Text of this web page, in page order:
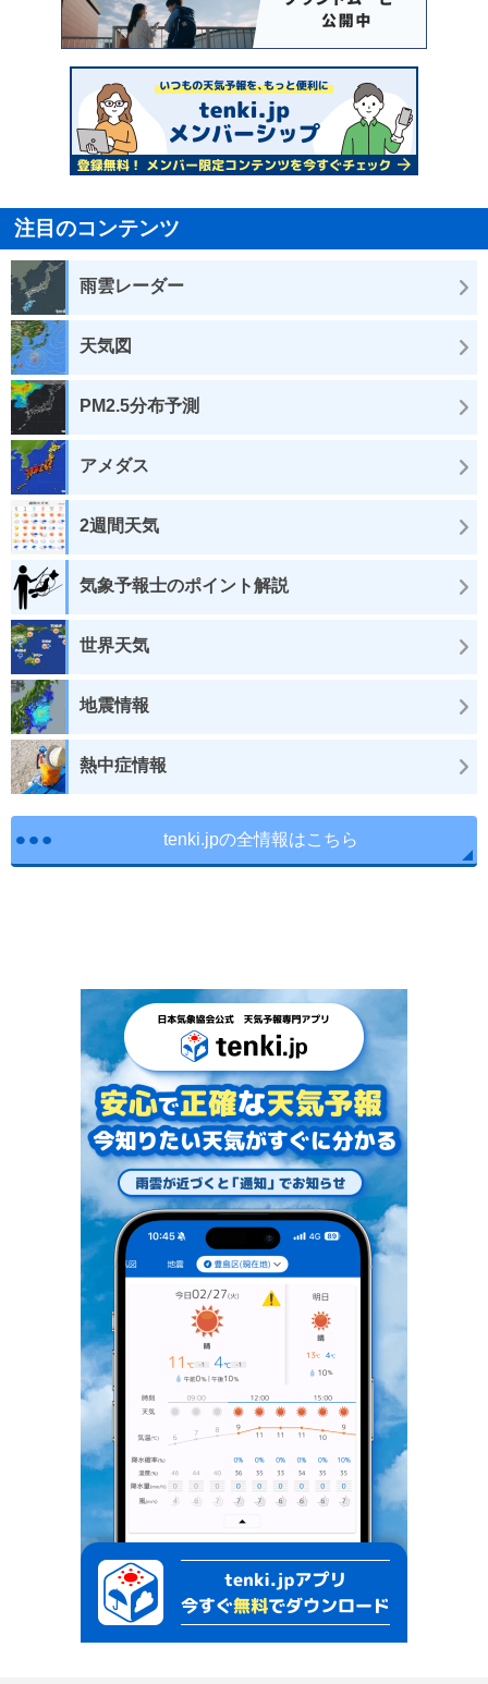
注目のコンテンツ
雨雲レーダー
天気図
PM2.5分布予測
アメダス
2週間天気
気象予報士のポイント解説
世界天気
地震情報
熱中症情報
tenki.jpの全情報はこちら